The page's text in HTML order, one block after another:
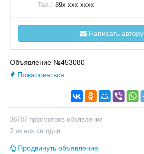
Тел.: 89x xxx xxxx
Написать автору
Объявление №453080
Пожаловаться
36787 просмотров объявления
2 из них сегодня
Продвинуть объявление